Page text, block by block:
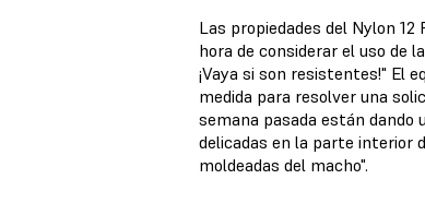
Las propiedades del Nylon
hora de considerar el uso de
¡Vaya si son resistentes!" El
medida para resolver una
semana pasada están dando
delicadas en la parte interior
moldeadas del macho".